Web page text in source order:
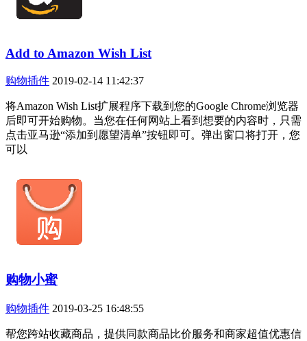
Add to Amazon Wish List
购物插件 2019-02-14 11:42:37
将Amazon Wish List扩展程序下载到您的Google Chrome浏览器
后即可开始购物。当您在任何网站上看到想要的内容时，只需
点击亚马逊“添加到愿望清单”按钮即​​可。弹出窗口将打开，您
可以
购物小蜜
购物插件 2019-03-25 16:48:55
帮您跨站收藏商品，提供同款商品比价服务和商家超值优惠信